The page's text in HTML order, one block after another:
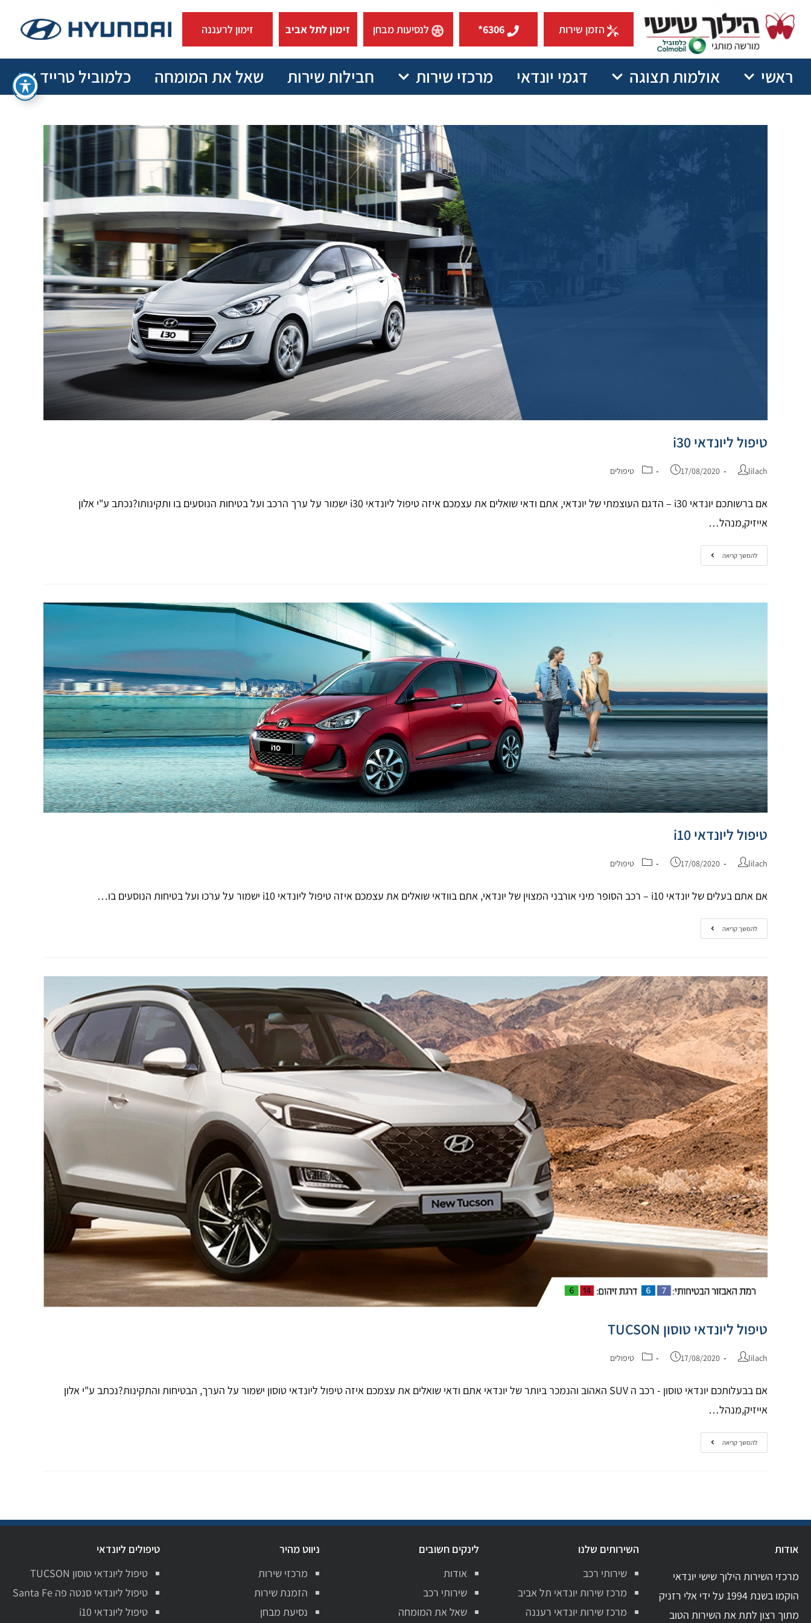
הזמן שירות 6306* לנסיעות מבחן זימון לתל אביב זימון לרעננה
ראשי אולמות תצוגה דגמי יונדאי מרכזי שירות חבילות שירות שאל את המומחה כלמוביל טרייד אין
טיפול ליונדאי i30
lilach
17/08/2020 טיפולים
אם ברשותכם יונדאי i30 – הדגם העוצמתי של יונדאי, אתם ודאי שואלים את עצמכם איזה טיפול ליונדאי i30 ישמור על ערך הרכב ועל בטיחות הנוסעים בו ותקינותו?נכתב ע"י אלון
אייזיק,מנהל…
להמשך קריאה
טיפול ליונדאי i10
lilach
17/08/2020 טיפולים
אם אתם בעלים של יונדאי i10 – רכב הסופר מיני אורבני המצוין של יונדאי, אתם בוודאי שואלים את עצמכם איזה טיפול ליונדאי i10 ישמור על ערכו ועל בטיחות הנוסעים בו…
להמשך קריאה
טיפול ליונדאי טוסון TUCSON
lilach
17/08/2020 טיפולים
אם בבעלותכם יונדאי טוסון - רכב ה SUV האהוב והנמכר ביותר של יונדאי אתם ודאי שואלים את עצמכם איזה טיפול ליונדאי טוסון ישמור על הערך, הבטיחות והתקינות?נכתב ע"י אלון
אייזיק,מנהל…
להמשך קריאה
אודות
מרכזי השירות הילוך שישי יונדאי
הוקמו בשנת 1994 על ידי אלי רזניק
מתוך רצון לתת את השירות הטוב
השירותים שלנו
שירותי רכב
מרכז שירות יונדאי תל אביב
מרכז שירות יונדאי רעננה
לינקים חשובים
אודות
שירותי רכב
שאל את המומחה
ניווט מהיר
מרכזי שירות
הזמנת שירות
נסיעת מבחן
טיפולים ליונדאי
טיפול ליונדאי טוסון TUCSON
טיפול ליונדאי סנטה פה Santa Fe
טיפול ליונדאי i10